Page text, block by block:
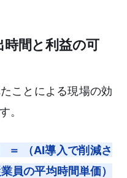
間と利益の可
ことによる現場の効
。
＝ （AI導入で削減さ
員の平均時間単価）